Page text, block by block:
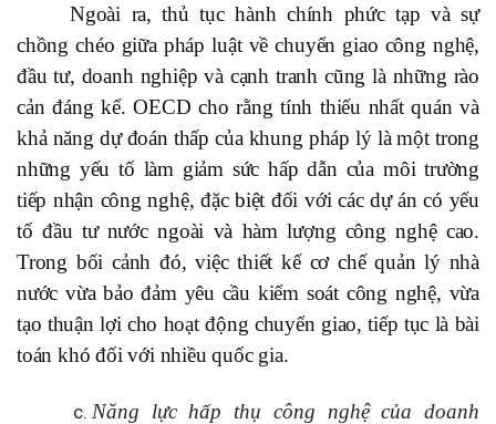
Ngoài ra, thủ tục hành chính phức tạp và sự
chồng chéo giữa pháp luật về chuyển giao công nghệ,
đầu tư, doanh nghiệp và cạnh tranh cũng là những rào
cản đáng kể. OECD cho rằng tính thiếu nhất quán và
khả năng dự đoán thấp của khung pháp lý là một trong
những yếu tố làm giảm sức hấp dẫn của môi trường
tiếp nhận công nghệ, đặc biệt đối với các dự án có yếu
tố đầu tư nước ngoài và hàm lượng công nghệ cao.
Trong bối cảnh đó, việc thiết kế cơ chế quản lý nhà
nước vừa bảo đảm yêu cầu kiểm soát công nghệ, vừa
tạo thuận lợi cho hoạt động chuyển giao, tiếp tục là bài
toán khó đối với nhiều quốc gia.
Năng lực hấp thụ công nghệ của doanh